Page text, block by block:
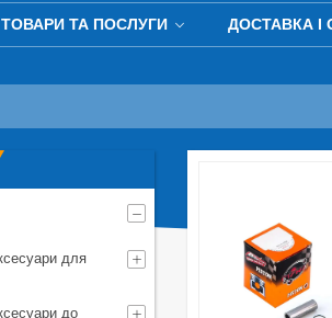
ТОВАРИ ТА ПОСЛУГИ ДОСТАВКА І
для
до